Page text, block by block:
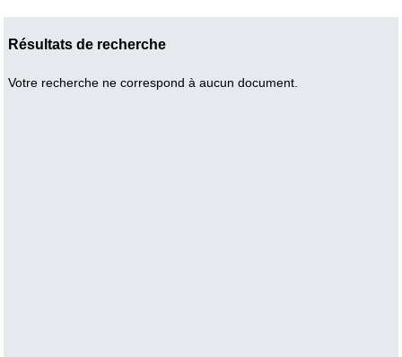
Résultats de recherche
Votre recherche ne correspond à aucun document.